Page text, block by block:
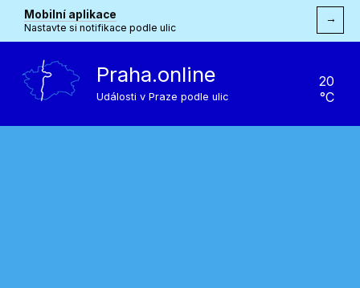
Mobilní aplikace
Nastavte si notifikace podle ulic
→
Praha.online
Události v Praze podle ulic
20
°C